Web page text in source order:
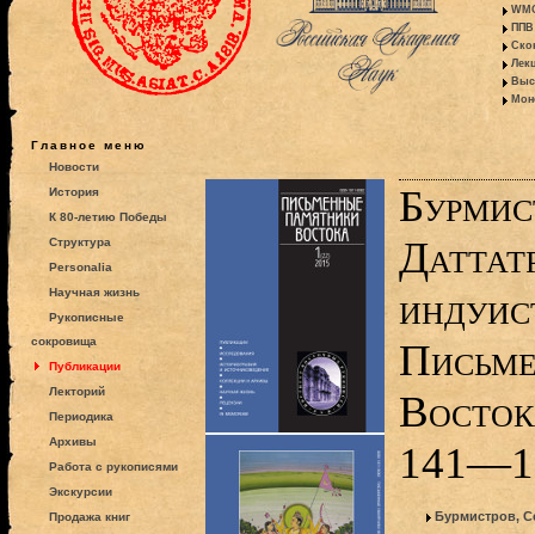
ППВ
Главное меню
Новости
История
К 80-летию Победы
Структура
Personalia
Научная жизнь
Рукописные
сокровища
Публикации
Лекторий
Периодика
Архивы
Работа с рукописями
Экскурсии
Продажа книг
Бурмистров,